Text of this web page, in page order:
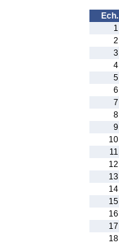
Ech.
1
2
3
4
5
6
7
8
9
10
11
12
13
14
15
16
17
18